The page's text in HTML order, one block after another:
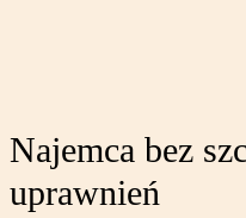
Najemca bez
uprawnień